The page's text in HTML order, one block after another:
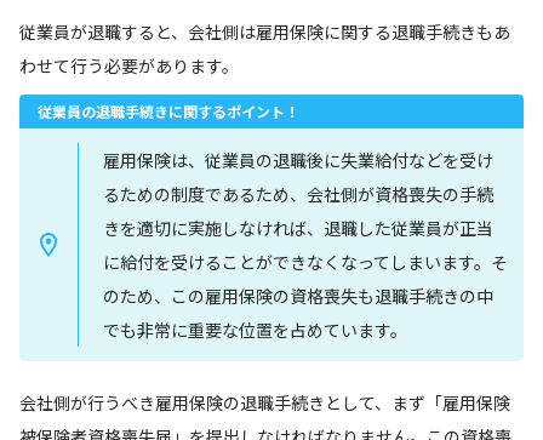
従業員が退職すると、会社側は雇用保険に関する退職手続きもあ
わせて行う必要があります。
従業員の退職手続きに関するポイント！
雇用保険は、従業員の退職後に失業給付などを受け
るための制度であるため、会社側が資格喪失の手続
きを適切に実施しなければ、退職した従業員が正当
に給付を受けることができなくなってしまいます。そ
のため、この雇用保険の資格喪失も退職手続きの中
でも非常に重要な位置を占めています。
会社側が行うべき雇用保険の退職手続きとして、まず「雇用保険